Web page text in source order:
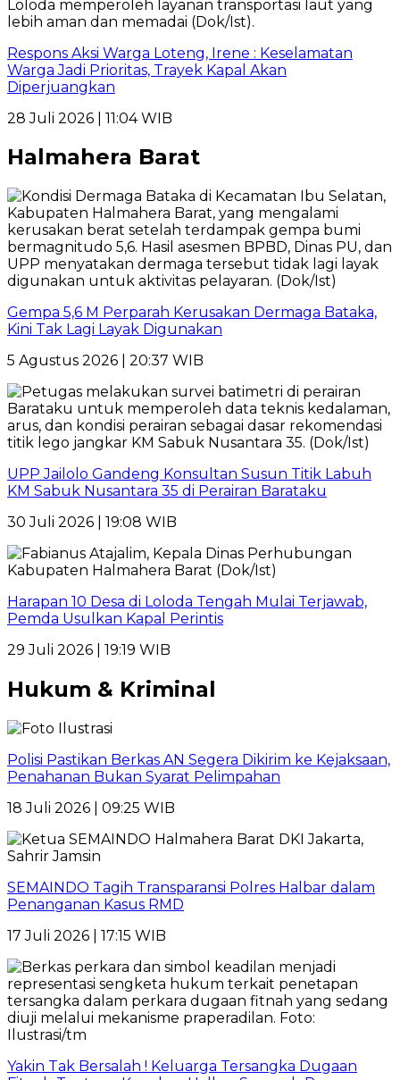
Respons Aksi Warga Loteng, Irene : Keselamatan
Warga Jadi Prioritas, Trayek Kapal Akan
Diperjuangkan
28 Juli 2026 | 11:04 WIB
Halmahera Barat
Gempa 5,6 M Perparah Kerusakan Dermaga Bataka,
Kini Tak Lagi Layak Digunakan
5 Agustus 2026 | 20:37 WIB
UPP Jailolo Gandeng Konsultan Susun Titik Labuh
KM Sabuk Nusantara 35 di Perairan Barataku
30 Juli 2026 | 19:08 WIB
Harapan 10 Desa di Loloda Tengah Mulai Terjawab,
Pemda Usulkan Kapal Perintis
29 Juli 2026 | 19:19 WIB
Hukum & Kriminal
Polisi Pastikan Berkas AN Segera Dikirim ke Kejaksaan,
Penahanan Bukan Syarat Pelimpahan
18 Juli 2026 | 09:25 WIB
SEMAINDO Tagih Transparansi Polres Halbar dalam
Penanganan Kasus RMD
17 Juli 2026 | 17:15 WIB
Yakin Tak Bersalah ! Keluarga Tersangka Dugaan